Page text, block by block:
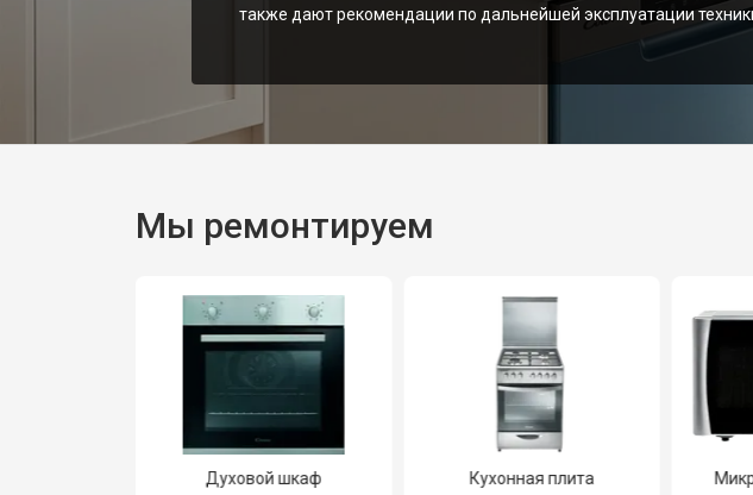
также дают рекомендации по дальнейшей эксплуатации
Мы ремонтируем
Духовой шкаф Кухонная плита